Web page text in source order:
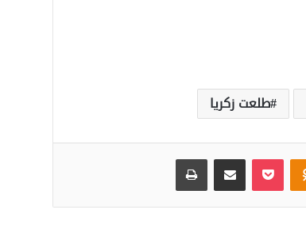
طلعت زكريا
بوكيت